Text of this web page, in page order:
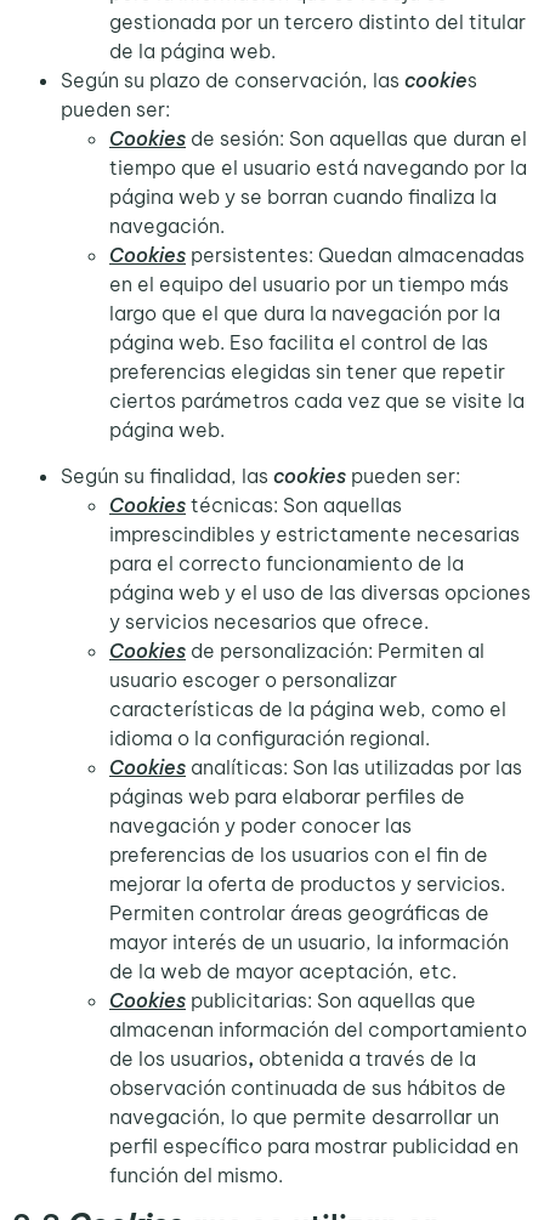
gestionada por un tercero distinto del titular
de la página web.
Según su plazo de conservación, las cookies
pueden ser:
Cookies de sesión: Son aquellas que duran el
tiempo que el usuario está navegando por la
página web y se borran cuando finaliza la
navegación.
Cookies persistentes: Quedan almacenadas
en el equipo del usuario por un tiempo más
largo que el que dura la navegación por la
página web. Eso facilita el control de las
preferencias elegidas sin tener que repetir
ciertos parámetros cada vez que se visite la
página web.
Según su finalidad, las cookies pueden ser:
Cookies técnicas: Son aquellas
imprescindibles y estrictamente necesarias
para el correcto funcionamiento de la
página web y el uso de las diversas opciones
y servicios necesarios que ofrece.
Cookies de personalización: Permiten al
usuario escoger o personalizar
características de la página web, como el
idioma o la configuración regional.
Cookies analíticas: Son las utilizadas por las
páginas web para elaborar perfiles de
navegación y poder conocer las
preferencias de los usuarios con el fin de
mejorar la oferta de productos y servicios.
Permiten controlar áreas geográficas de
mayor interés de un usuario, la información
de la web de mayor aceptación, etc.
Cookies publicitarias: Son aquellas que
almacenan información del comportamiento
de los usuarios, obtenida a través de la
observación continuada de sus hábitos de
navegación, lo que permite desarrollar un
perfil específico para mostrar publicidad en
función del mismo.